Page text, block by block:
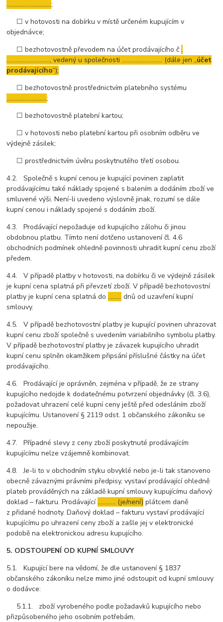
…………………………;
☐ v hotovosti na dobírku v místě určeném kupujícím v
objednávce;
☐ bezhotovostně převodem na účet prodávajícího č.
……………………….., vedený u společnosti……………………… (dále jen „účet
prodávajícího“);
☐ bezhotovostně prostřednictvím platebního systému
………………………;
☐ bezhotovostně platební kartou;
☐ v hotovosti nebo platební kartou při osobním odběru ve
výdejně zásilek;
☐ prostřednictvím úvěru poskytnutého třetí osobou.
4.2. Společně s kupní cenou je kupující povinen zaplatit
prodávajícímu také náklady spojené s balením a dodáním zboží ve
smluvené výši. Není-li uvedeno výslovně jinak, rozumí se dále
kupní cenou i náklady spojené s dodáním zboží.
4.3. Prodávající nepožaduje od kupujícího zálohu či jinou
obdobnou platbu. Tímto není dotčeno ustanovení čl. 4.6
obchodních podmínek ohledně povinnosti uhradit kupní cenu zboží
předem.
4.4. V případě platby v hotovosti, na dobírku či ve výdejně zásilek
je kupní cena splatná při převzetí zboží. V případě bezhotovostní
platby je kupní cena splatná do……… dnů od uzavření kupní
smlouvy.
4.5. V případě bezhotovostní platby je kupující povinen uhrazovat
kupní cenu zboží společně s uvedením variabilního symbolu platby.
V případě bezhotovostní platby je závazek kupujícího uhradit
kupní cenu splněn okamžikem připsání příslušné částky na účet
prodávajícího.
4.6. Prodávající je oprávněn, zejména v případě, že ze strany
kupujícího nedojde k dodatečnému potvrzení objednávky (čl. 3.6),
požadovat uhrazení celé kupní ceny ještě před odesláním zboží
kupujícímu. Ustanovení § 2119 odst. 1 občanského zákoníku se
nepoužije.
4.7. Případné slevy z ceny zboží poskytnuté prodávajícím
kupujícímu nelze vzájemně kombinovat.
4.8. Je-li to v obchodním styku obvyklé nebo je-li tak stanoveno
obecně závaznými právními předpisy, vystaví prodávající ohledně
plateb prováděných na základě kupní smlouvy kupujícímu daňový
doklad – fakturu. Prodávající………… (je/není) plátcem daně
z přidané hodnoty. Daňový doklad – fakturu vystaví prodávající
kupujícímu po uhrazení ceny zboží a zašle jej v elektronické
podobě na elektronickou adresu kupujícího.
5. ODSTOUPENÍ OD KUPNÍ SMLOUVY
5.1. Kupující bere na vědomí, že dle ustanovení § 1837
občanského zákoníku nelze mimo jiné odstoupit od kupní smlouvy
o dodávce:
5.1.1. zboží vyrobeného podle požadavků kupujícího nebo
přizpůsobeného jeho osobním potřebám,